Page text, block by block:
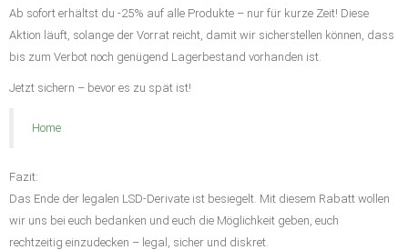
Ab sofort erhältst du -25% auf alle Produkte – nur für kurze Zeit! Diese
Aktion läuft, solange der Vorrat reicht, damit wir sicherstellen können, dass
bis zum Verbot noch genügend Lagerbestand vorhanden ist.
Jetzt sichern – bevor es zu spät ist!
Home
Fazit:
Das Ende der legalen LSD-Derivate ist besiegelt. Mit diesem Rabatt wollen
wir uns bei euch bedanken und euch die Möglichkeit geben, euch
rechtzeitig einzudecken – legal, sicher und diskret.